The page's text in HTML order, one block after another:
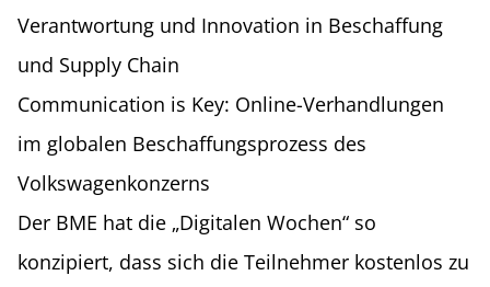
Verantwortung und Innovation in Beschaffung
und Supply Chain
Communication is Key: Online-Verhandlungen
im globalen Beschaffungsprozess des
Volkswagenkonzerns
Der BME hat die „Digitalen Wochen“ so
konzipiert, dass sich die Teilnehmer kostenlos zu